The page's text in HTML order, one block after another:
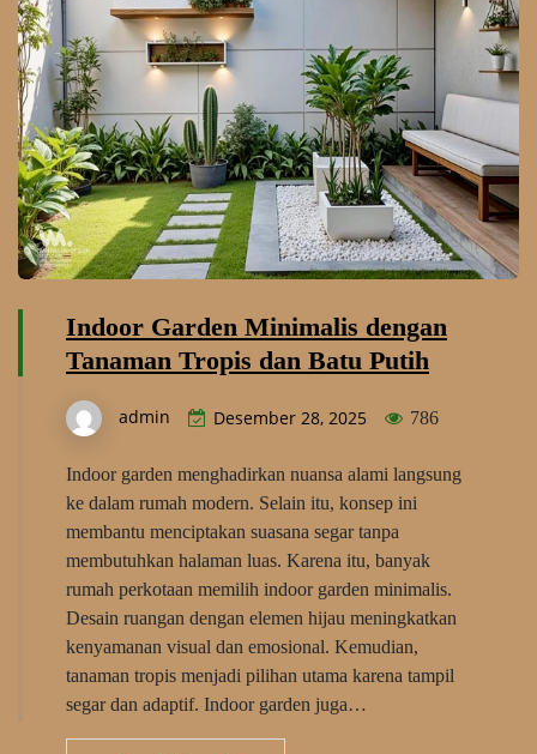
Indoor Garden Minimalis dengan
Tanaman Tropis dan Batu Putih
admin Desember 28, 2025 786
Indoor garden menghadirkan nuansa alami langsung
ke dalam rumah modern. Selain itu, konsep ini
membantu menciptakan suasana segar tanpa
membutuhkan halaman luas. Karena itu, banyak
rumah perkotaan memilih indoor garden minimalis.
Desain ruangan dengan elemen hijau meningkatkan
kenyamanan visual dan emosional. Kemudian,
tanaman tropis menjadi pilihan utama karena tampil
segar dan adaptif. Indoor garden juga…